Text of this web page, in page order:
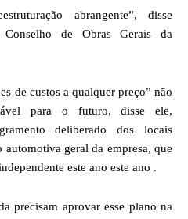
abrangente”, disse
de Obras Gerais da
de custos a qualquer preço” não
para o futuro, disse ele,
deliberado dos locais
automotiva geral da empresa, que
este ano este ano .
precisam aprovar esse plano na